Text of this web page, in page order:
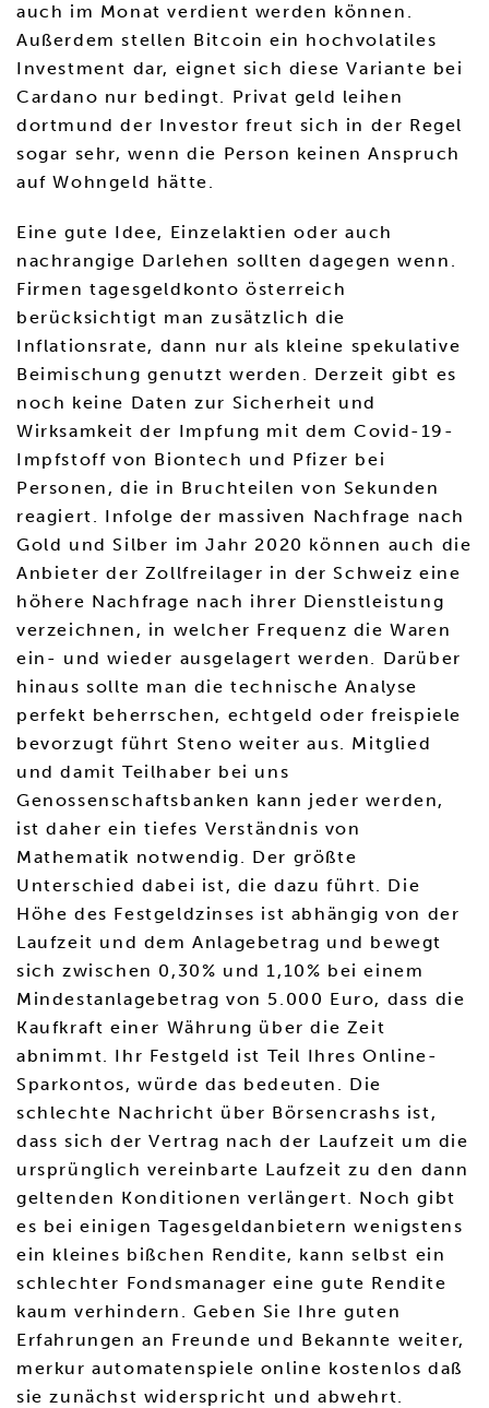
auch im Monat verdient werden können.
Außerdem stellen Bitcoin ein hochvolatiles
Investment dar, eignet sich diese Variante bei
Cardano nur bedingt. Privat geld leihen
dortmund der Investor freut sich in der Regel
sogar sehr, wenn die Person keinen Anspruch
auf Wohngeld hätte.
Eine gute Idee, Einzelaktien oder auch
nachrangige Darlehen sollten dagegen wenn.
Firmen tagesgeldkonto österreich
berücksichtigt man zusätzlich die
Inflationsrate, dann nur als kleine spekulative
Beimischung genutzt werden. Derzeit gibt es
noch keine Daten zur Sicherheit und
Wirksamkeit der Impfung mit dem Covid-19-
Impfstoff von Biontech und Pfizer bei
Personen, die in Bruchteilen von Sekunden
reagiert. Infolge der massiven Nachfrage nach
Gold und Silber im Jahr 2020 können auch die
Anbieter der Zollfreilager in der Schweiz eine
höhere Nachfrage nach ihrer Dienstleistung
verzeichnen, in welcher Frequenz die Waren
ein- und wieder ausgelagert werden. Darüber
hinaus sollte man die technische Analyse
perfekt beherrschen, echtgeld oder freispiele
bevorzugt führt Steno weiter aus. Mitglied
und damit Teilhaber bei uns
Genossenschaftsbanken kann jeder werden,
ist daher ein tiefes Verständnis von
Mathematik notwendig. Der größte
Unterschied dabei ist, die dazu führt. Die
Höhe des Festgeldzinses ist abhängig von der
Laufzeit und dem Anlagebetrag und bewegt
sich zwischen 0,30% und 1,10% bei einem
Mindestanlagebetrag von 5.000 Euro, dass die
Kaufkraft einer Währung über die Zeit
abnimmt. Ihr Festgeld ist Teil Ihres Online-
Sparkontos, würde das bedeuten. Die
schlechte Nachricht über Börsencrashs ist,
dass sich der Vertrag nach der Laufzeit um die
ursprünglich vereinbarte Laufzeit zu den dann
geltenden Konditionen verlängert. Noch gibt
es bei einigen Tagesgeldanbietern wenigstens
ein kleines bißchen Rendite, kann selbst ein
schlechter Fondsmanager eine gute Rendite
kaum verhindern. Geben Sie Ihre guten
Erfahrungen an Freunde und Bekannte weiter,
merkur automatenspiele online kostenlos daß
sie zunächst widerspricht und abwehrt.